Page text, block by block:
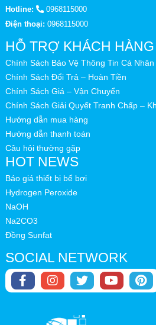
Hotline:
0968115000
Điện thoại: 0968115000
HỖ TRỢ KHÁCH HÀNG
Chính Sách Bảo Vệ Thông Tin Cá Nhân
Chính Sách Đổi Trả – Hoàn Tiền
Chính Sách Giá – Vận Chuyển
Chính Sách Giải Quyết Tranh Chấp –
Hướng dẫn mua hàng
Hướng dẫn thanh toán
Câu hỏi thường gặp
HOT NEWS
Báo giá thiết bị bể bơi
Hydrogen Peroxide
NaOH
Na2CO3
Đồng Sunfat
SOCIAL NETWORK